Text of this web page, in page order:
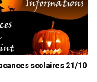
scolaires 21/10